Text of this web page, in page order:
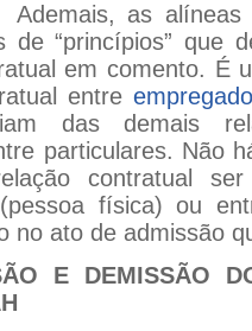
as alíneas do
de “princípios” que
em comento. É
entre empregado
das demais
particulares. Não
contratual
física) ou
no ato de
E DEMISSÃO